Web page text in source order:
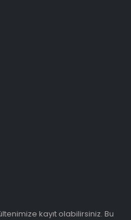
kayıt olabilirsiniz. Bu